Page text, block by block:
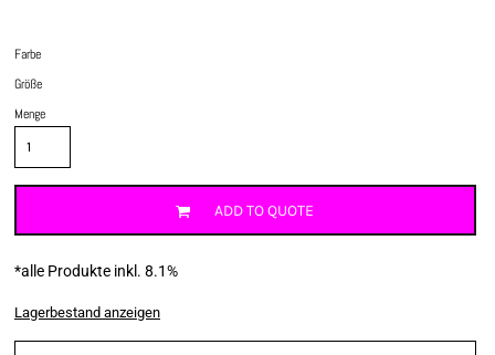
Farbe
Größe
Menge
ADD TO QUOTE
*alle Produkte inkl. 8.1%
Lagerbestand anzeigen